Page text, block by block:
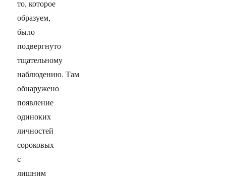
то, которое
образуем,
было
подвергнуто
тщательному
наблюдению. Там
обнаружено
появление
одиноких
личностей
сороковых
с
лишним